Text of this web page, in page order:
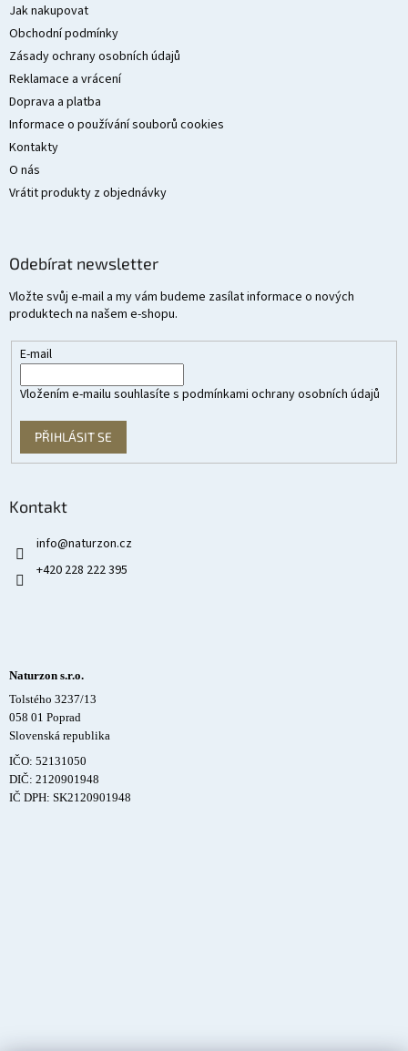
Jak nakupovat
Obchodní podmínky
Zásady ochrany osobních údajů
Reklamace a vrácení
Doprava a platba
Informace o používání souborů cookies
Kontakty
O nás
Vrátit produkty z objednávky
Odebírat newsletter
Vložte svůj e-mail a my vám budeme zasílat informace o nových
produktech na našem e-shopu.
E-mail
Vložením e-mailu souhlasíte s podmínkami ochrany osobních údajů
PŘIHLÁSIT SE
Kontakt
info@naturzon.cz
+420 228 222 395
Naturzon s.r.o.
Tolstého 3237/13
058 01 Poprad
Slovenská republika
IČO: 52131050
DIČ: 2120901948
IČ DPH: SK2120901948